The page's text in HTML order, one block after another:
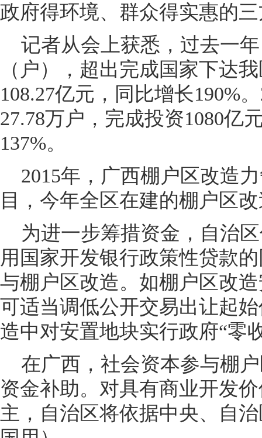
政府得环境、群众得实惠的
记者从会上获悉，过去一年
（户），超出完成国家下达
108.27亿元，同比增长190%
27.78万户，完成投资1080亿
137%。
2015年，广西棚户区改造
目，今年全区在建的棚户区
为进一步筹措资金，自治
用国家开发银行政策性贷款
与棚户区改造。如棚户区改
可适当调低公开交易出让起
造中对安置地块实行政府“零
在广西，社会资本参与棚
资金补助。对具有商业开发
主，自治区将依据中央、自